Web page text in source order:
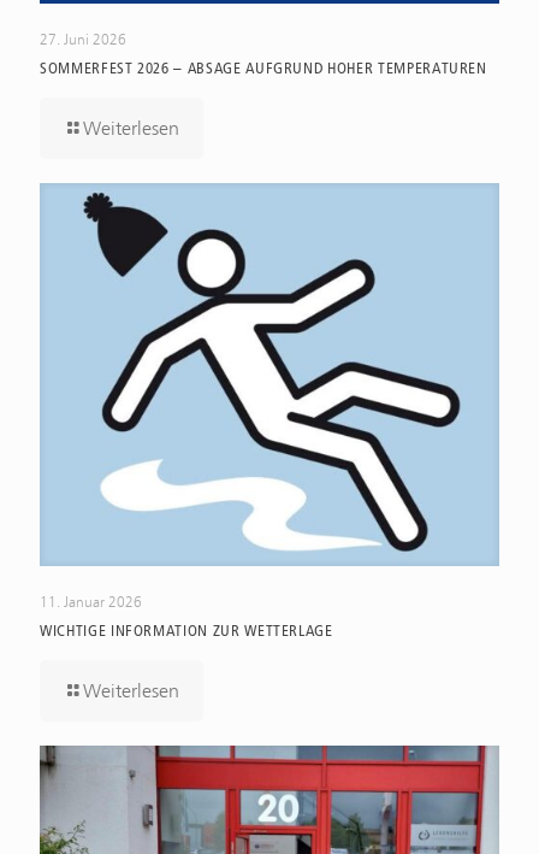
27. Juni 2026
SOMMERFEST 2026 – ABSAGE AUFGRUND HOHER TEMPERATUREN
Weiterlesen
11. Januar 2026
WICHTIGE INFORMATION ZUR WETTERLAGE
Weiterlesen